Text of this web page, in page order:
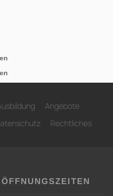
Angebote
Rechtliches
ÖFFNUNGSZEITEN